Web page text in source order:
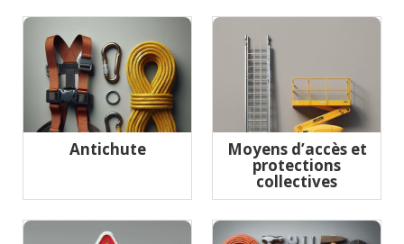
Antichute Moyens d’accès et
protections
collectives